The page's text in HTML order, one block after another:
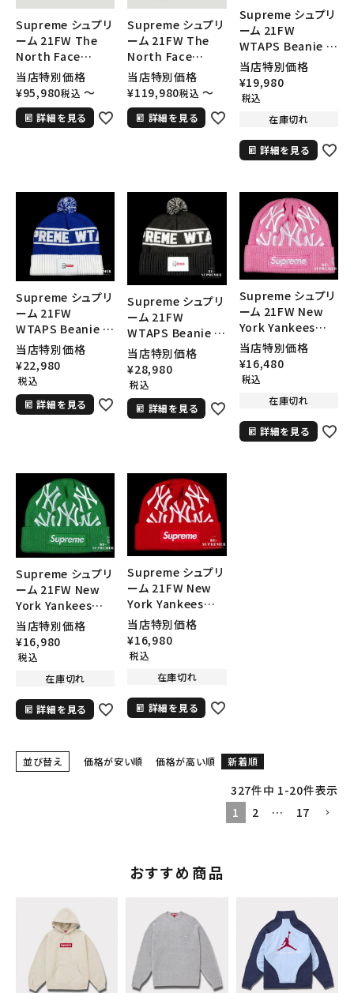
キーワードから探す
search
Tシャツ・ロングスリーブ
カテゴリーから探す
コラボレーションブランドから探す
シーズンから探す
並び順
価格から探す
円
在庫のない商品を表示する
絞り込んで検索する
Supreme シュプリ
ーム 21FW The
North Face
Bleached Denim
Print Nuptse
Jacket ノースフェ
イスブリーチデニム
当店特別価格
¥95,980税込 〜
詳細を見る
Supreme シュプリ
ーム 21FW The
North Face
Bleached Denim
Print Nuptse
Jacket ノースフェ
イスブリーチデニム
当店特別価格
¥119,980税込 〜
詳細を見る
Supreme シュプリ
ーム 21FW
WTAPS Beanie ダ
ブルタップスビーニ
ー ニット帽 レッド
当店特別価格
¥19,980
税込
在庫切れ
詳細を見る
Supreme シュプリ
ーム 21FW
WTAPS Beanie ダ
ブルタップスビーニ
ー ニット帽 ブルー
当店特別価格
¥22,980
税込
詳細を見る
Supreme シュプリ
ーム 21FW
WTAPS Beanie ダ
ブルタップスビーニ
ー ニット帽 ブラック
当店特別価格
¥28,980
税込
詳細を見る
Supreme シュプリ
ーム 21FW New
York Yankees
New Era Box
Logo Beanie ニュ
ーヨークヤンキース
ロゴビーニー ニッ
ト帽 ピンク
当店特別価格
¥16,480
税込
在庫切れ
詳細を見る
Supreme シュプリ
ーム 21FW New
York Yankees
New Era Box
Logo Beanie ニュ
ーヨークヤンキース
ロゴビーニー ニッ
ト帽 グリーン
当店特別価格
¥16,980
税込
在庫切れ
詳細を見る
Supreme シュプリ
ーム 21FW New
York Yankees
New Era Box
Logo Beanie ニュ
ーヨークヤンキース
ロゴビーニー ニッ
ト帽 レッド
当店特別価格
¥16,980
税込
在庫切れ
詳細を見る
並び替え 価格が安い順 価格が高い順 新着順
327件中 1-20件表示
1
2 … 17
おすすめ商品